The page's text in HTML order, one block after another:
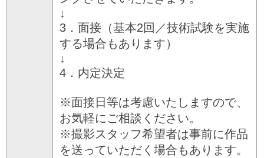
↓
3．面接（基本2回／技術試験を実施
する場合もあります）
↓
4．内定決定
※面接日等は考慮いたしますので、
お気軽にご相談ください。
※撮影スタッフ希望者は事前に作品
を送っていただく場合もあります。